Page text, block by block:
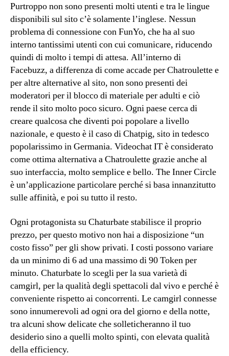
Purtroppo non sono presenti molti utenti e tra le lingue
disponibili sul sito c’è solamente l’inglese. Nessun
problema di connessione con FunYo, che ha al suo
interno tantissimi utenti con cui comunicare, riducendo
quindi di molto i tempi di attesa. All’interno di
Facebuzz, a differenza di come accade per Chatroulette e
per altre alternative al sito, non sono presenti dei
moderatori per il blocco di materiale per adulti e ciò
rende il sito molto poco sicuro. Ogni paese cerca di
creare qualcosa che diventi poi popolare a livello
nazionale, e questo è il caso di Chatpig, sito in tedesco
popolarissimo in Germania. Videochat IT è considerato
come ottima alternativa a Chatroulette grazie anche al
suo interfaccia, molto semplice e bello. The Inner Circle
è un’applicazione particolare perché si basa innanzitutto
sulle affinità, e poi su tutto il resto.
Ogni protagonista su Chaturbate stabilisce il proprio
prezzo, per questo motivo non hai a disposizione “un
costo fisso” per gli show privati. I costi possono variare
da un minimo di 6 ad una massimo di 90 Token per
minuto. Chaturbate lo scegli per la sua varietà di
camgirl, per la qualità degli spettacoli dal vivo e perché è
conveniente rispetto ai concorrenti. Le camgirl connesse
sono innumerevoli ad ogni ora del giorno e della notte,
tra alcuni show delicate che solleticheranno il tuo
desiderio sino a quelli molto spinti, con elevata qualità
della efficiency.